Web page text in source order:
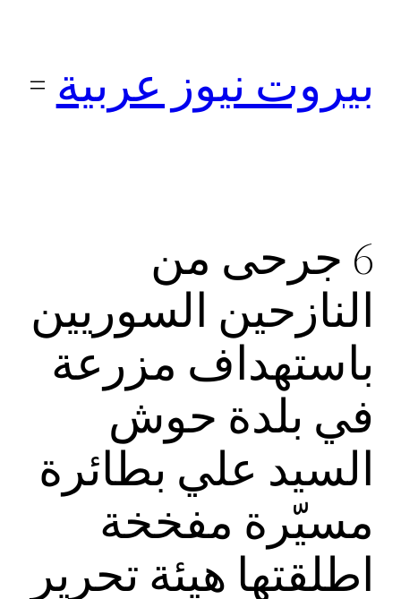
بيروت نيوز عربية
6 جرحى من
النازحين السوريين
باستهداف مزرعة
في بلدة حوش
السيد علي بطائرة
مسيّرة مفخخة
اطلقتها هيئة تحرير